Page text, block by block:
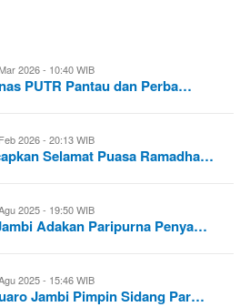
2026 - 10:40 WIB
PUTR Pantau dan Perba…
2026 - 20:13 WIB
Selamat Puasa Ramadha…
2025 - 19:50 WIB
Adakan Paripurna Penya…
2025 - 15:46 WIB
Jambi Pimpin Sidang Par…